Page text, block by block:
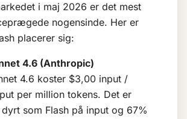
i maj 2026 er det mest
nogensinde. Her er
placerer sig:
4.6 (Anthropic)
4.6 koster $3,00 input /
per million tokens. Det er
som Flash på input og 67%